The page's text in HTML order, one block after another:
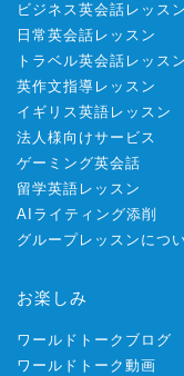
ビジネス英会話レッスン
日常英会話レッスン
トラベル英会話レッスン
英作文指導レッスン
イギリス英語レッスン
法人様向けサービス
ゲーミング英会話
留学英語レッスン
AIライティング添削
グループレッスンにつ
お楽しみ
ワールドトークブログ
ワールドトーク動画